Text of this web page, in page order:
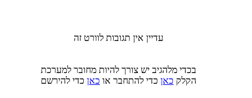
עדיין אין תגובות לוורט זה
בכדי מלהגיב יש צורך להיות מחובר למערכת
הקלק כאן כדי להתחבר או כאן כדי להירשם